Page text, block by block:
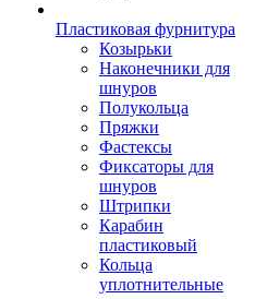
Пластиковая фурнитура
Козырьки
Наконечники для
шнуров
Полукольца
Пряжки
Фастексы
Фиксаторы для
шнуров
Штрипки
Карабин
пластиковый
Кольца
уплотнительные